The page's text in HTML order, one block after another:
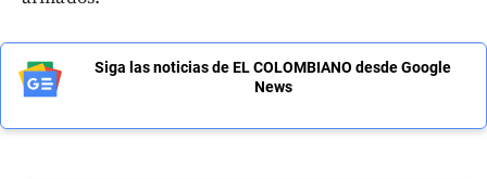
Siga las noticias de EL COLOMBIANO desde Google
News